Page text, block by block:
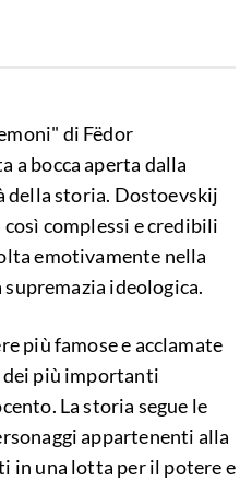
di Fëdor
a bocca aperta dalla
storia. Dostoevskij
così complessi e credibili
emotivamente nella
ideologica.
più famose e acclamate
dei più importanti
La storia segue le
appartenenti alla
in una lotta per il potere e